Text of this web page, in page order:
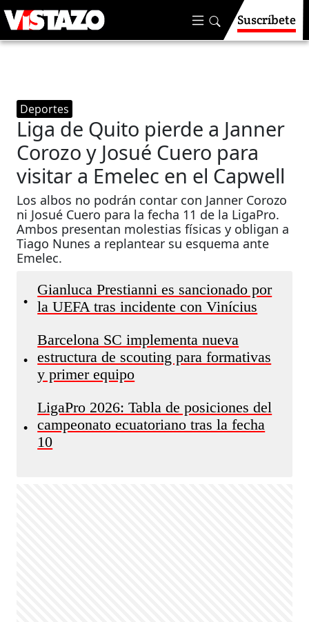
Suscríbete
Deportes
Liga de Quito pierde a Janner
Corozo y Josué Cuero para
visitar a Emelec en el Capwell
Los albos no podrán contar con Janner Corozo
ni Josué Cuero para la fecha 11 de la LigaPro.
Ambos presentan molestias físicas y obligan a
Tiago Nunes a replantear su esquema ante
Emelec.
•
Gianluca Prestianni es sancionado por
la UEFA tras incidente con Vinícius
•
Barcelona SC implementa nueva
estructura de scouting para formativas
y primer equipo
•
LigaPro 2026: Tabla de posiciones del
campeonato ecuatoriano tras la fecha
10